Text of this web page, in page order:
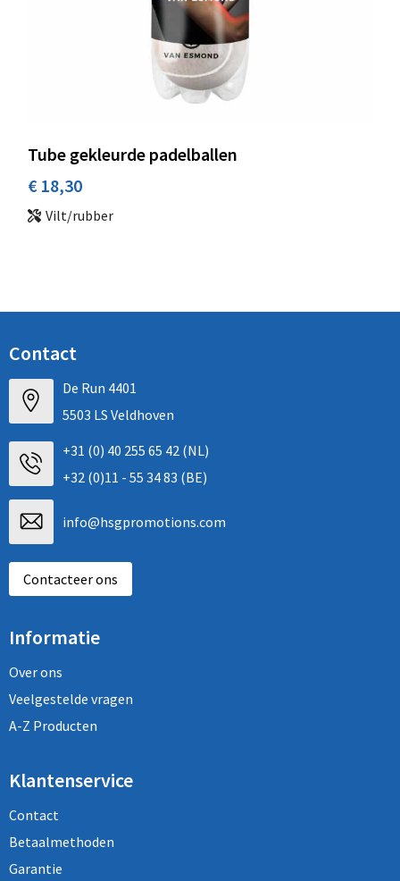
Tube gekleurde padelballen
€ 18,30
Vilt/rubber
Contact
De Run 4401
5503 LS Veldhoven
+31 (0) 40 255 65 42 (NL)
+32 (0)11 - 55 34 83 (BE)
info@hsgpromotions.com
Contacteer ons
Informatie
Over ons
Veelgestelde vragen
A-Z Producten
Klantenservice
Contact
Betaalmethoden
Garantie